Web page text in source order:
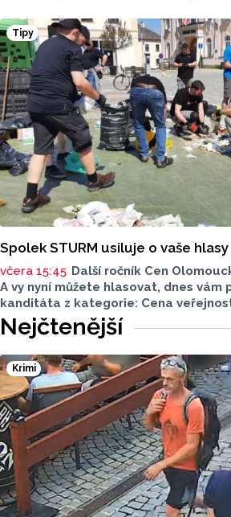
z norského HamKamu. Sigma to
o tom, na jak dlouho podepsal nov
neinformovala.
Tipy
Spolek STURM usiluje o vaše
včera 15:45 Další ročník Cen
A vy nyní můžete hlasovat, dnes vám
kanditáta z kategorie: Cena
životního prostředí. Toto je Spolek
v kategorii: Významný počin v
právnická osoba.
Nejčtenější
Krimi